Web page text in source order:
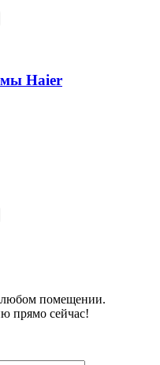
Haier
любом помещении.
прямо сейчас!